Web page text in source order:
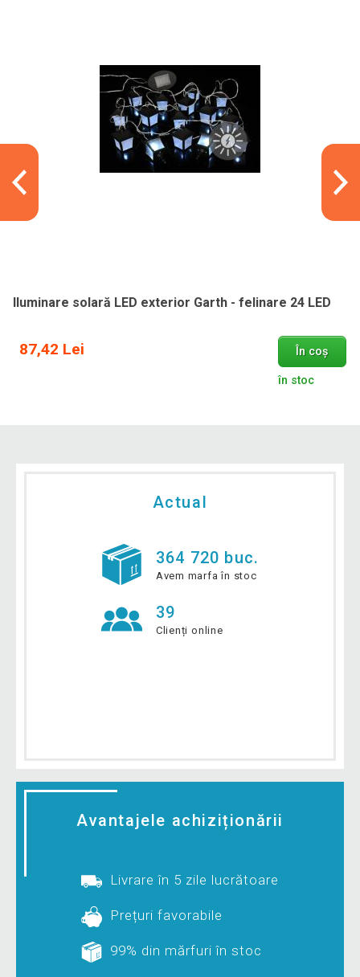
Iluminare solară LED exterior Garth - felinare 24 LED
87,42 Lei În coș
în stoc
Actual
364 720 buc.
Avem marfa în stoc
39
Clienți online
Avantajele achiziționării
Livrare în 5 zile lucrătoare
Prețuri favorabile
99% din mărfuri în stoc